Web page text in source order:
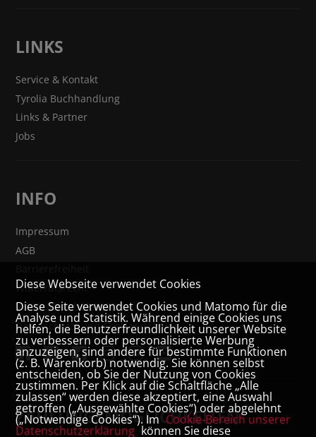
LINKS
Service & Kontakt
Tyrolia Buchhandlung
Links & Partner
Jobs
INFO
Impressum
AGB
Widerrufsrecht
VERTRAG WIDERRUFEN
Datenschutz- und Cookieerklärung
ZAHLUNGSMÖGLICHKEITEN
Diese Webseite verwendet Cookies
Diese Seite verwendet Cookies und Matomo für die
Analyse und Statistik. Während einige Cookies uns
helfen, die Benutzerfreundlichkeit unserer Website
zu verbessern oder personalisierte Werbung
anzuzeigen, sind andere für bestimmte Funktionen
(z. B. Warenkorb) notwendig. Sie können selbst
entscheiden, ob Sie der Nutzung von Cookies
zustimmen. Per Klick auf die Schaltfläche „Alle
zulassen“ werden diese akzeptiert, eine Auswahl
getroffen („Ausgewählte Cookies“) oder abgelehnt
(„Notwendige Cookies“). Im Cookie-Bereich unserer
Datenschutzerklärung können Sie diese